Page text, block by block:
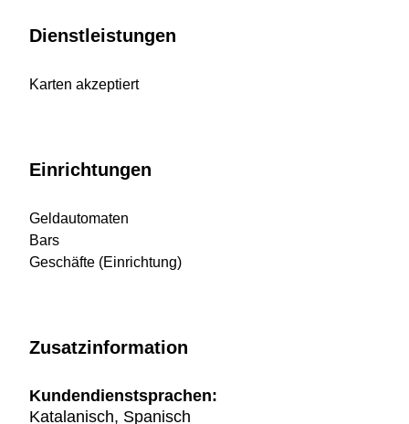
Dienstleistungen
Karten akzeptiert
Einrichtungen
Geldautomaten
Bars
Geschäfte (Einrichtung)
Zusatzinformation
Kundendienstsprachen:
Katalanisch, Spanisch